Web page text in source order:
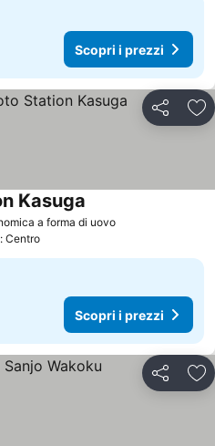
Scopri i prezzi
Condividi
a forma di uovo
Kasuga
Centro
Scopri i prezzi
Condividi